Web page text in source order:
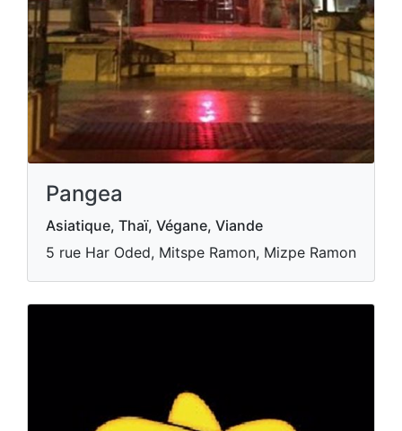
Pangea
Asiatique, Thaï, Végane, Viande
5 rue Har Oded, Mitspe Ramon, Mizpe Ramon